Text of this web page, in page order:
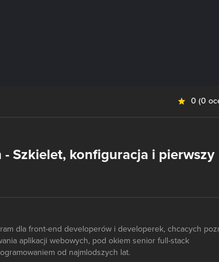
0 (0
Szkielet, konfiguracja i pierwszy
dla front-end developerów i developerek, chcacych
aplikacji webowych, pod okiem senior full-stack
od najmlodszych lat.